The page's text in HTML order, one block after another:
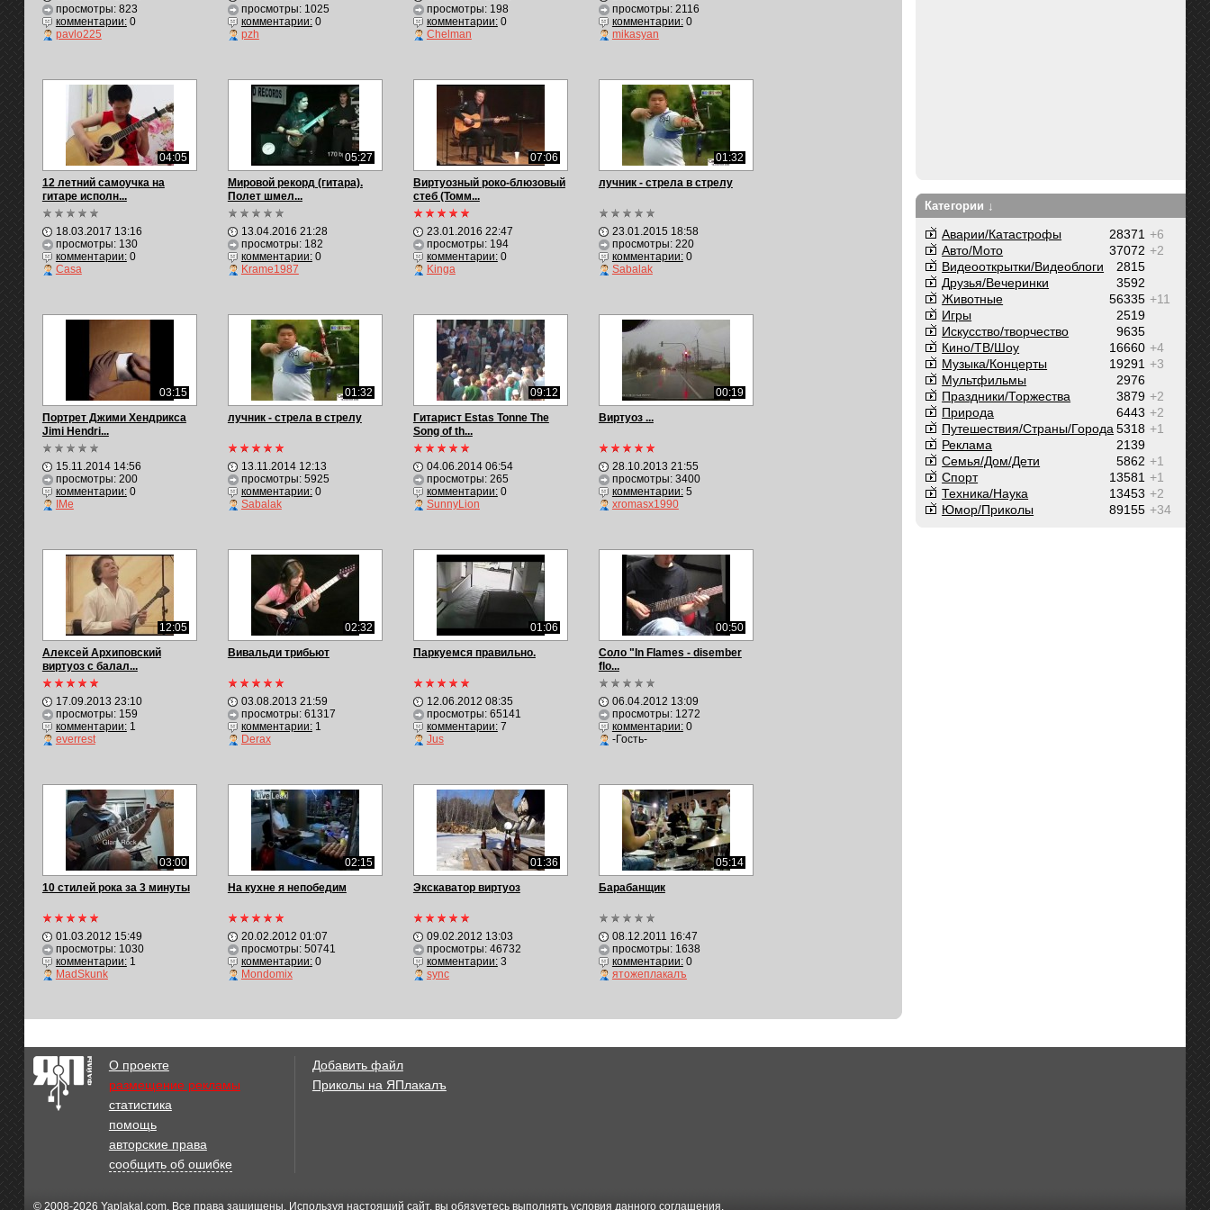
просмотры: 823
комментарии:0
pavlo225
просмотры: 1025
комментарии:0
pzh
просмотры: 198
комментарии:0
Chelman
просмотры: 2116
комментарии:0
mikasyan
04:05
12 летний самоучка на
гитаре исполн...
18.03.2017 13:16
просмотры: 130
комментарии:0
Casa
05:27
Мировой рекорд (гитара).
Полет шмел...
13.04.2016 21:28
просмотры: 182
комментарии:0
Krame1987
07:06
Виртуозный роко-блюзовый
стеб (Томм...
23.01.2016 22:47
просмотры: 194
комментарии:0
Kinga
01:32
лучник - стрела в стрелу
23.01.2015 18:58
просмотры: 220
комментарии:0
Sabalak
03:15
Портрет Джими Хендрикса
Jimi Hendri...
15.11.2014 14:56
просмотры: 200
комментарии:0
IMe
01:32
лучник - стрела в стрелу
13.11.2014 12:13
просмотры: 5925
комментарии:0
Sabalak
09:12
Гитарист Estas Tonne The
Song of th...
04.06.2014 06:54
просмотры: 265
комментарии:0
SunnyLion
00:19
Виртуоз ...
28.10.2013 21:55
просмотры: 3400
комментарии:5
xromasx1990
12:05
Алексей Архиповский
виртуоз с балал...
17.09.2013 23:10
просмотры: 159
комментарии:1
everrest
02:32
Вивальди трибьют
03.08.2013 21:59
просмотры: 61317
комментарии:1
Derax
01:06
Паркуемся правильно.
12.06.2012 08:35
просмотры: 65141
комментарии:7
Jus
00:50
Соло "In Flames - disember
flo...
06.04.2012 13:09
просмотры: 1272
комментарии:0
-Гость-
03:00
10 стилей рока за 3 минуты
01.03.2012 15:49
просмотры: 1030
комментарии:1
MadSkunk
02:15
На кухне я непобедим
20.02.2012 01:07
просмотры: 50741
комментарии:0
Mondomix
01:36
Экскаватор виртуоз
09.02.2012 13:03
просмотры: 46732
комментарии:3
sync
05:14
Барабанщик
08.12.2011 16:47
просмотры: 1638
комментарии:0
ятожеплакалъ
Категории ↓
+6
28371
Аварии/Катастрофы
+2
37072
Авто/Мото
2815
Видеооткрытки/Видеоблоги
3592
Друзья/Вечеринки
+11
56335
Животные
2519
Игры
9635
Искусство/творчество
+4
16660
Кино/ТВ/Шоу
+3
19291
Музыка/Концерты
2976
Мультфильмы
+2
3879
Праздники/Торжества
+2
6443
Природа
+1
5318
Путешествия/Cтраны/Города
2139
Реклама
+1
5862
Семья/Дом/Дети
+1
13581
Спорт
+2
13453
Техника/Наука
+34
89155
Юмор/Приколы
О проекте
размещение рекламы
статистика
помощь
авторские права
сообщить об ошибке
Добавить файл
Приколы на ЯПлакалъ
© 2008-2026 Yaplakal.com. Все права защищены. Используя настоящий сайт, вы обязуетесь выполнять условия данного соглашения.